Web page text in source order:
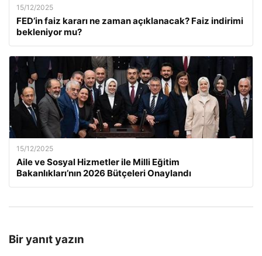
15/12/2025
FED’in faiz kararı ne zaman açıklanacak? Faiz indirimi
bekleniyor mu?
15/12/2025
Aile ve Sosyal Hizmetler ile Milli Eğitim
Bakanlıkları’nın 2026 Bütçeleri Onaylandı
Bir yanıt yazın